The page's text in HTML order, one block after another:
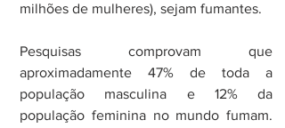
milhões de mulheres), sejam fumantes.
Pesquisas comprovam que
aproximadamente 47% de toda a
população masculina e 12% da
população feminina no mundo fumam.